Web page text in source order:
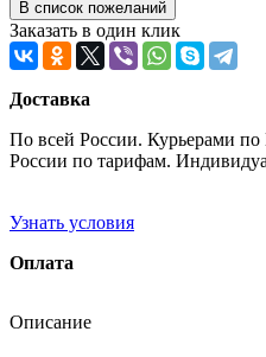
Заказать в один клик
Доставка
По всей России. Курьерами
России по тарифам.
Узнать условия
Оплата
Описание